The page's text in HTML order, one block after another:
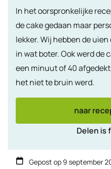
In het oorspronkelijke
de cake gedaan maar
lekker. Wij hebben de
in wat boter. Ook werd de
een minuut of 40
het niet te bruin werd.
naar
Delen is
Gepost op 9 september